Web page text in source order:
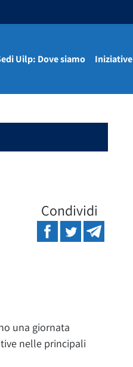
Uilp: Dove siamo Iniziative
Condividi
una giornata
nelle principali